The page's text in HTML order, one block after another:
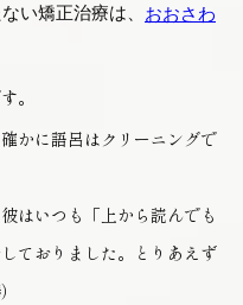
い矯正治療は、 おおさわ
。
かに語呂はクリーニングで
はいつも「上から読んでも
ておりました。とりあえず